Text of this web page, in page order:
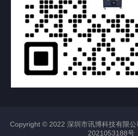
提交您的需求，获取产品资
Copyright © 2022 深圳市讯博科技有限公
2021053188号